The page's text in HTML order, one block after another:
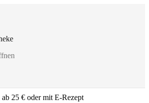
25 € oder mit E-Rezept